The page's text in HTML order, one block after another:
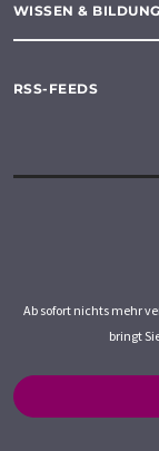
WISSEN & BILDUNG
RSS-FEEDS
Ab sofort nichts mehr
bringt